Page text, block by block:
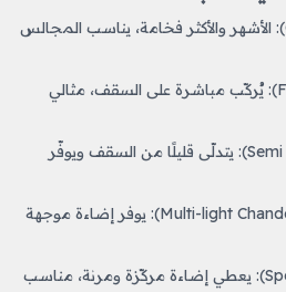
· النجف المتدلّي (Chandeliers): الأشهر والأكثر فخامة، يناسب المجالس
· النجف السقفي (Flush Mount): يُركّب مباشرة على السقف، مثالي
· النجف نصف السقفي (Semi Flush): يتدلّى قليلًا من السقف ويوفّر
· النجف المتعدد الرؤوس (Multi-light Chandelier): يوفر إضاءة موجهة
· النجف السبوت لايت (Spotlights): يعطي إضاءة مركّزة ومرنة، مناسب